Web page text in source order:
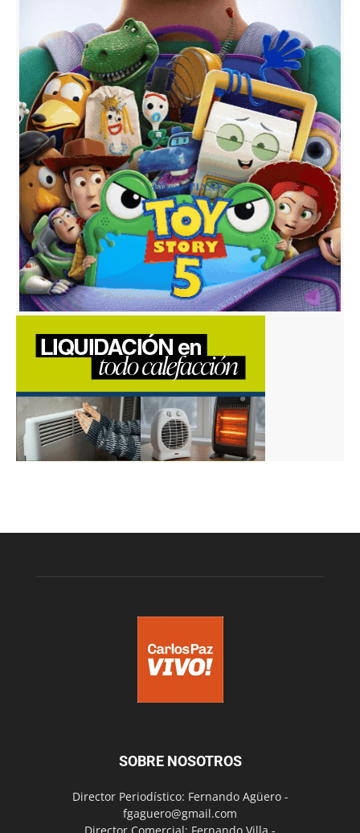
SOBRE NOSOTROS
Director Periodístico: Fernando Agüero -
fgaguero@gmail.com